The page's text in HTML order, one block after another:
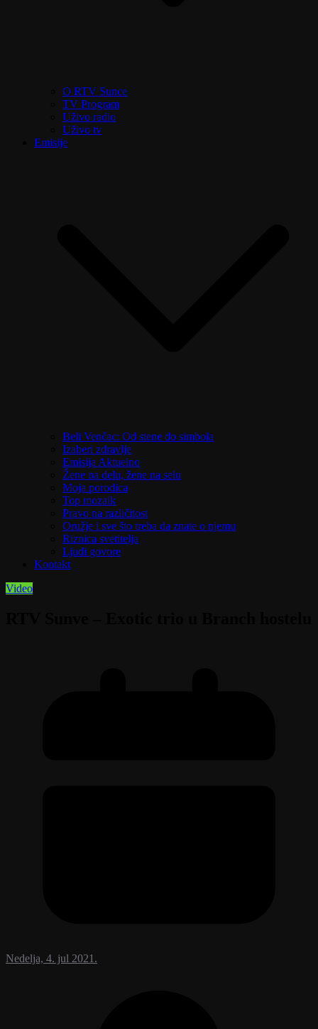
O RTV Sunce
TV Program
Uživo radio
Uživo tv
Emisije
Beli Venčac: Od stene do simbola
Izaberi zdravlje
Emisija Aktuelno
Žene na delu, žene na selu
Moja porodica
Top mozaik
Pravo na različitost
Oružje i sve što treba da znate o njemu
Riznica svetitelja
Ljudi govore
Kontakt
Video
Nedelja, 4. jul 2021.